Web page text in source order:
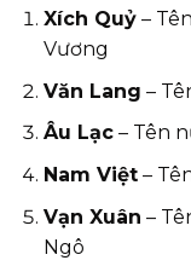
Xích Quỷ–
Vương
Văn Lang –
Âu Lạc– Tên
Nam Việt–
Vạn Xuân –
Ngô